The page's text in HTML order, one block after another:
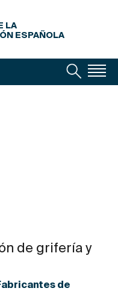
LA
ESPAÑOLA
de grifería y
de